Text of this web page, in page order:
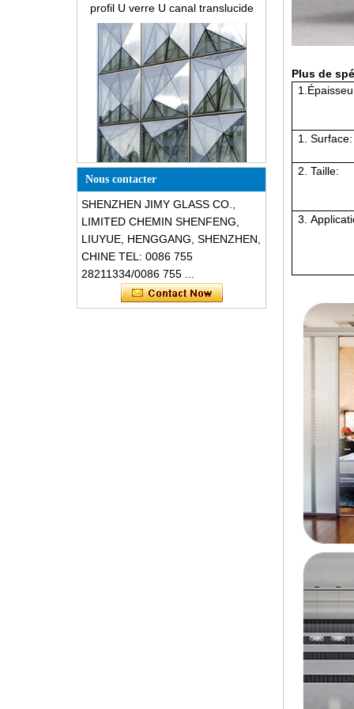
Façades en verre résistantes aux
bris structurelles en forme de
triangle de conception spéciale
Nous contacter
SHENZHEN JIMY GLASS CO.,
LIMITED CHEMIN SHENFENG,
LIUYUE, HENGGANG, SHENZHEN,
CHINE TEL: 0086 755
28211334/0086 755 ...
Plus de
1.
1. Surface:
2. Taille:
3.